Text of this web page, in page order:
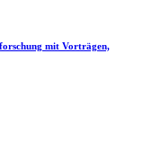
mit Vorträgen,